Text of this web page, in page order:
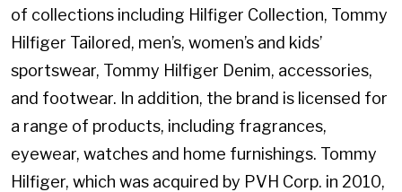
of collections including Hilfiger Collection, Tommy
Hilfiger Tailored, men’s, women’s and kids’
sportswear, Tommy Hilfiger Denim, accessories,
and footwear. In addition, the brand is licensed for
a range of products, including fragrances,
eyewear, watches and home furnishings. Tommy
Hilfiger, which was acquired by PVH Corp. in 2010,